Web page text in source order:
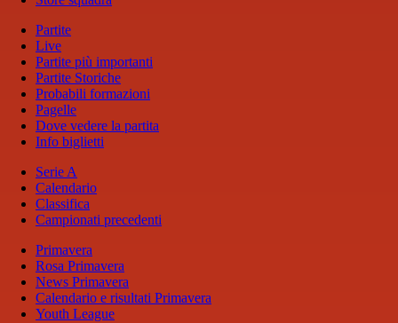
Partite
Live
Partite più importanti
Partite Storiche
Probabili formazioni
Pagelle
Dove vedere la partita
Info biglietti
Serie A
Calendario
Classifica
Campionati precedenti
Primavera
Rosa Primavera
News Primavera
Calendario e risultati Primavera
Youth League